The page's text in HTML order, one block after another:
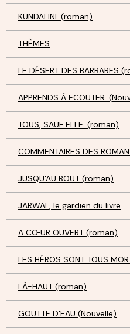
KUNDALINI. (roman)
THÈMES
LE DÉSERT DES BARBARES
APPRENDS À ECOUTER.
TOUS, SAUF ELLE. (roman)
COMMENTAIRES DES
JUSQU'AU BOUT (roman)
JARWAL, le gardien du livre
A CŒUR OUVERT (roman)
LES HÉROS SONT TOUS
LÀ-HAUT (roman)
GOUTTE D'EAU (Nouvelle)